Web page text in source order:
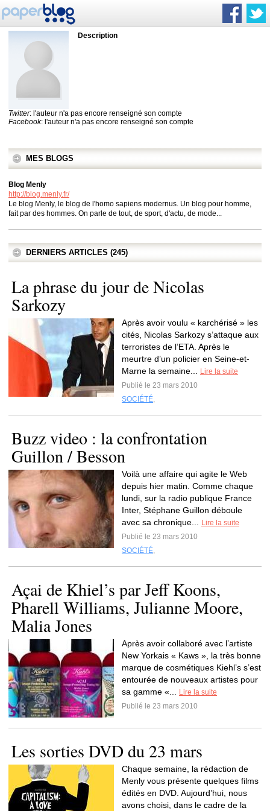
Description
Twitter: l'auteur n'a pas encore renseigné son compte
Facebook: l'auteur n'a pas encore renseigné son compte
MES BLOGS
Blog Menly
http://blog.menly.fr/
Le blog Menly, le blog de l'homo sapiens modernus. Un blog pour homme,
fait par des hommes. On parle de tout, de sport, d'actu, de mode...
DERNIERS ARTICLES (245)
La phrase du jour de Nicolas
Sarkozy
Après avoir voulu « karchérisé » les
cités, Nicolas Sarkozy s’attaque aux
terroristes de l’ETA. Après le
meurtre d’un policier en Seine-et-
Marne la semaine...
Lire la suite
Publié le 23 mars 2010
SOCIÉTÉ,
Buzz video : la confrontation
Guillon / Besson
Voilà une affaire qui agite le Web
depuis hier matin. Comme chaque
lundi, sur la radio publique France
Inter, Stéphane Guillon déboule
avec sa chronique...
Lire la suite
Publié le 23 mars 2010
SOCIÉTÉ,
Açai de Khiel’s par Jeff Koons,
Pharell Williams, Julianne Moore,
Malia Jones
Après avoir collaboré avec l’artiste
New Yorkais « Kaws », la très bonne
marque de cosmétiques Kiehl’s s’est
entourée de nouveaux artistes pour
sa gamme «...
Lire la suite
Publié le 23 mars 2010
Les sorties DVD du 23 mars
Chaque semaine, la rédaction de
Menly vous présente quelques films
édités en DVD. Aujourd’hui, nous
avons choisi, dans le cadre de la